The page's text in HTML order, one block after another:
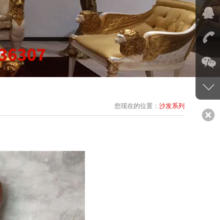
您现在的位置： 沙发系列